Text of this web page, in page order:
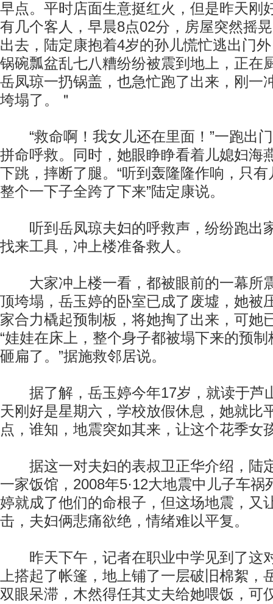
早点。平时店面生意挺红火，但是昨天刚
有几个客人，早晨8点02分，房屋突然摇
出去，陆定康抱着4岁的孙儿慌忙逃出门
锅碗瓢盆乱七八糟纷纷被震到地上，正在
岳凤琼一扔锅盖，也急忙跑了出来，刚一
垮塌了。＂
“救命啊！我女儿还在里面！”一跑出
拼命呼救。同时，她眼睁睁看着儿媳妇海
下跳，摔断了腿。“听到轰隆隆作响，只
整个一下子全跨了下来”陆定康说。
听到岳凤琼夫妇的呼救声，纷纷跑出
找来工具，冲上楼准备救人。
大家冲上楼一看，都被眼前的一幕所
顶垮塌，岳玉婷的卧室已成了废墟，她被
家合力橇起预制板，将她掏了出来，可她
“娃娃在床上，整个身子都被塌下来的预
砸扁了。”据施救邻居说。
据了解，岳玉婷今年17岁，就读于芦
天刚好是星期六，学校放假休息，她就比
点，谁知，地震突如其来，让这个花季女
据这一对夫妇的表叔卫正华介绍，陆
一家饭馆，2008年5·12大地震中儿子车祸
婷就成了他们的命根子，但这场地震，又
击，夫妇俩悲痛欲绝，情绪难以平复。
昨天下午，记者在职业中学见到了这
上搭起了帐篷，地上铺了一层破旧棉絮，
双眼呆滞，木然得任其丈夫给她喂饭，可